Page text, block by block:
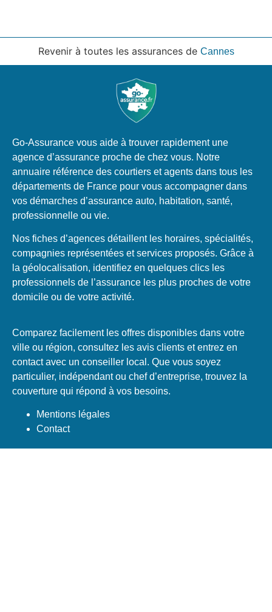
Revenir à toutes les assurances de Cannes
Go-Assurance vous aide à trouver rapidement une
agence d’assurance proche de chez vous. Notre
annuaire référence des courtiers et agents dans tous les
départements de France pour vous accompagner dans
vos démarches d’assurance auto, habitation, santé,
professionnelle ou vie.
Nos fiches d’agences détaillent les horaires, spécialités,
compagnies représentées et services proposés. Grâce à
la géolocalisation, identifiez en quelques clics les
professionnels de l’assurance les plus proches de votre
domicile ou de votre activité.
Comparez facilement les offres disponibles dans votre
ville ou région, consultez les avis clients et entrez en
contact avec un conseiller local. Que vous soyez
particulier, indépendant ou chef d’entreprise, trouvez la
couverture qui répond à vos besoins.
Mentions légales
Contact